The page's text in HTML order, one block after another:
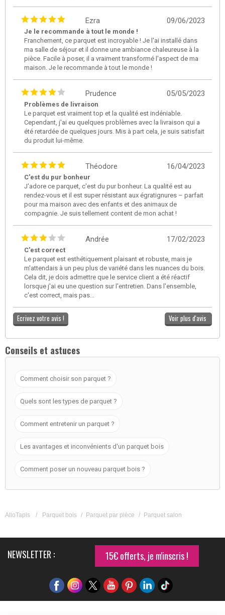
09/06/2023
Ezra
Je le recommande à tout le monde !
Franchement, ce parquet est incroyable ! Je l'ai installé dans
ma salle de séjour et il donne une ambiance chaleureuse à la
pièce. Facile à poser, il a vraiment transformé l'aspect de ma
maison. Je le recommande à tout le monde !
05/05/2023
Prudence
Problèmes de livraison
Le parquet est vraiment top et la qualité est indéniable.
Cependant, j'ai eu quelques problèmes avec la livraison qui a
été retardée de quelques jours. Mis à part cela, je suis satisfait
du produit lui-même.
16/04/2023
Théodore
C'est du pur bonheur
J'adore ce parquet, c'est du pur bonheur. La qualité est au
rendez-vous et il est super résistant aux égratignures – parfait
pour ma maison avec des enfants et des animaux de
compagnie. Je suis tellement content de mon achat !
17/02/2023
Andrée
C'est correct
Le parquet est esthétiquement plaisant et robuste, mais je
m'attendais à un peu plus de variété dans les nuances du bois.
Cela dit, je dois admettre que le service client a été réactif
lorsque j'ai eu une question sur l'entretien. Dans l'ensemble,
c'est correct, mais pas...
Ecrivez votre avis ! Voir plus d'avis
Conseils et astuces
Comment choisir son parquet ?
Quels sont les types de parquet ?
Comment entretenir un parquet ?
Les avantages et inconvénients d'un parquet bois
Comment poser un nouveau parquet bois ?
AlloTapis / Parquet bois / Parquet par pièce / Parquet salon
NEWSLETTER : 15€ offerts, je m'inscris !